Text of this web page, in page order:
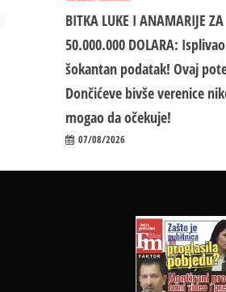
BITKA LUKE I ANAMARIJE ZA
50.000.000 DOLARA: Isplivao
šokantan podatak! Ovaj
Dončićeve bivše verenice
mogao da očekuje!
07/08/2026